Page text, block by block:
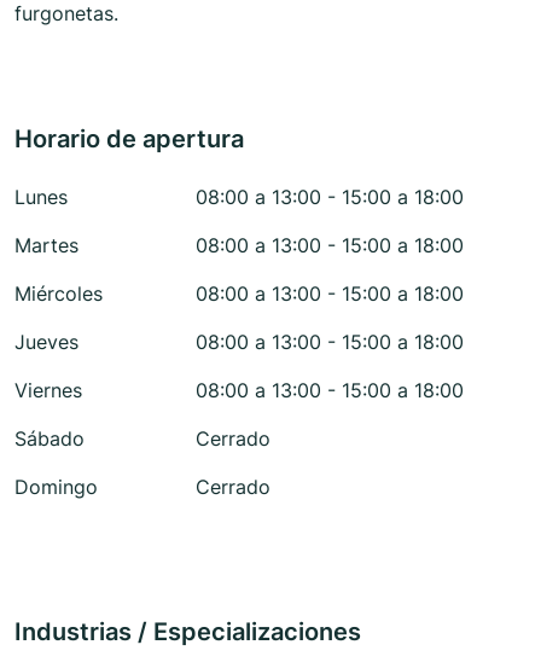
furgonetas.
Horario de apertura
Lunes
08:00 a 13:00 - 15:00 a 18:00
Martes
08:00 a 13:00 - 15:00 a 18:00
Miércoles
08:00 a 13:00 - 15:00 a 18:00
Jueves
08:00 a 13:00 - 15:00 a 18:00
Viernes
08:00 a 13:00 - 15:00 a 18:00
Sábado
Cerrado
Domingo
Cerrado
Industrias / Especializaciones